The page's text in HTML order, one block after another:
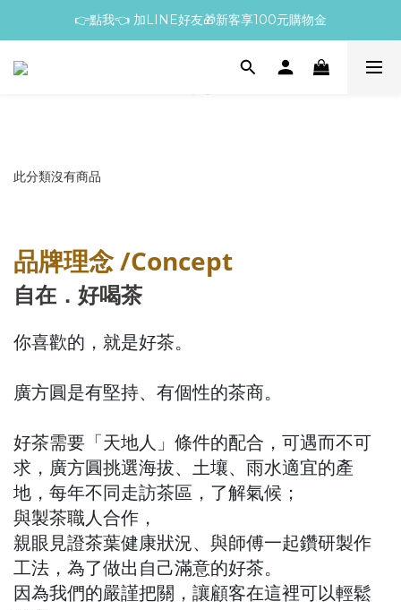
👉點我👈 加LINE好友🎁新客享100元購物金
此分類沒有商品
品牌理念 /Concept
自在．好喝茶
你喜歡的，就是好茶。
廣方圓是有堅持、有個性的茶商。
好茶需要「天地人」條件的配合，可遇而不可
求，廣方圓挑選海拔、土壤、雨水適宜的產
地，每年不同走訪茶區，了解氣候；
與製茶職人合作，
親眼見證茶葉健康狀況、與師傅一起鑽研製作
工法，為了做出自己滿意的好茶。
因為我們的嚴謹把關，讓顧客在這裡可以輕鬆